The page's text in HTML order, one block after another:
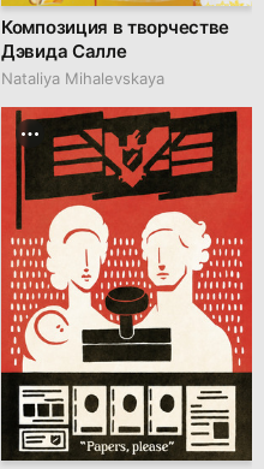
Композиция в творчестве
Дэвида Салле
Nataliya Mihalevskaya